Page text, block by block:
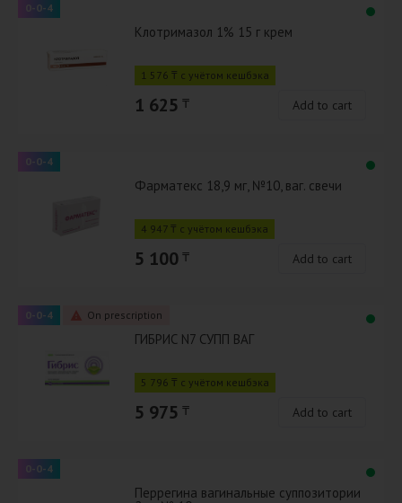
0-0-4
Клотримазол 1% 15 г крем
1 576 ₸ с учётом кешбэка
1 625 ₸ Add to cart
0-0-4
Фарматекс 18,9 мг, №10, ваг. свечи
4 947 ₸ с учётом кешбэка
5 100 ₸ Add to cart
0-0-4 On prescription
ГИБРИС N7 СУПП ВАГ
5 796 ₸ с учётом кешбэка
5 975 ₸ Add to cart
0-0-4
Перрегина вагинальные суппозитории